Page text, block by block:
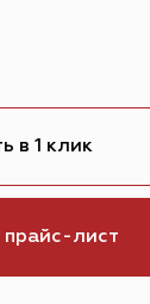
в 1 клик
прайс-лист